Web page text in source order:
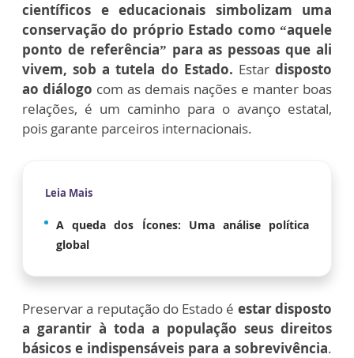
científicos e educacionais simbolizam uma
conservação do próprio Estado como “aquele
ponto de referência” para as pessoas que ali
vivem, sob a tutela do Estado. Estardisposto
ao diálogo com as demais nações e manter boas
relações, é um caminho para o avanço estatal,
pois garante parceiros internacionais.
Leia Mais
A queda dos Ícones: Uma análise política
global
Preservar a reputação do Estado é estar disposto
a garantir à toda a população seus direitos
básicos e indispensáveis para a sobrevivência.